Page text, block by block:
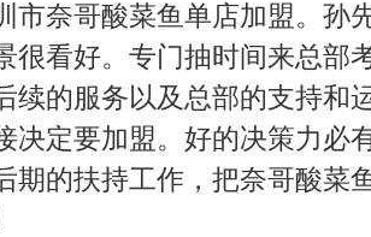
市奈哥酸菜鱼单店加盟。孙
很看好。专门抽时间来总部
续的服务以及总部的支持和
决定要加盟。好的决策力必
期的扶持工作，把奈哥酸菜